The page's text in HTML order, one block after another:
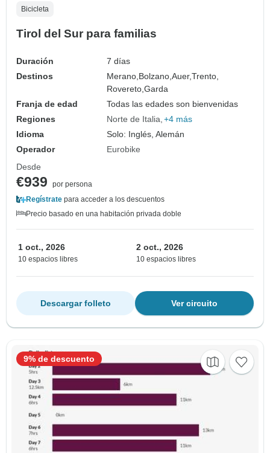
Bicicleta
Tirol del Sur para familias
Duración
7 días
Destinos
Merano, Bolzano,Auer,Trento,
Rovereto,Garda
Franja de edad
Todas las edades son bienvenidas
Regiones
Norte de Italia +4 más
Idioma
Solo: Inglés, Alemán
Operador
Eurobike
Desde
€939
por persona
Regístrate para acceder a los descuentos
Precio basado en una habitación privada doble
1 oct., 2026
10 espacios libres
2 oct., 2026
10 espacios libres
Ver circuito
Descargar folleto
9% de descuento